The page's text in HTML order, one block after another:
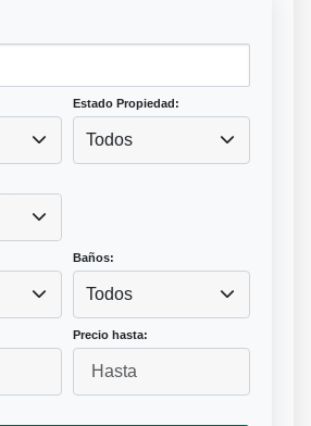
Estado Propiedad:
Todos
Baños:
Todos
Precio hasta: